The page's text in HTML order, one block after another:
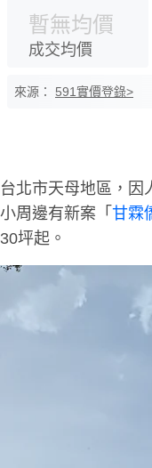
暫無均價
成交均價
來源： 591實價登錄>
台北市天母地區，因
小周邊有新案「 甘霖
30坪起。